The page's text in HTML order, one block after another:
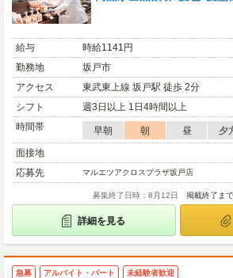
給与
時給1141円
勤務地
坂戸市
アクセス
東武東上線 坂戸駅 徒歩 2分
シフト
週3日以上 1日4時間以上
時間帯
早朝 朝 昼 夕
面接地
応募先
マルエツアクロスプラザ坂戸店
募集終了日時：8月12日 掲載終了ま
詳細を見る
急募 アルバイト・パート 未経験者歓迎